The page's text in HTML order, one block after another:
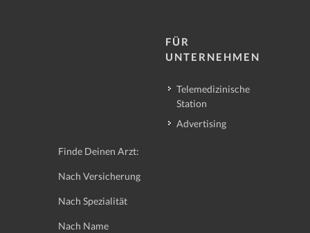
FÜR
UNTERNEHMEN
Telemedizinische
Station
Advertising
Finde Deinen Arzt:
Nach Versicherung
Nach Spezialität
Nach Name